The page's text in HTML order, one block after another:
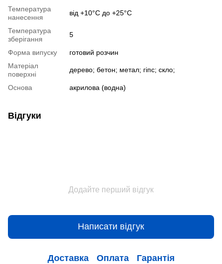
Температура
нанесення
від +10°С до +25°С
Температура
зберігання
5
Форма випуску
готовий розчин
Матеріал
поверхні
дерево; бетон; метал; гіпс; скло;
Основа акрилова (водна)
Відгуки
Додайте перший відгук
Написати відгук
Доставка Оплата Гарантія